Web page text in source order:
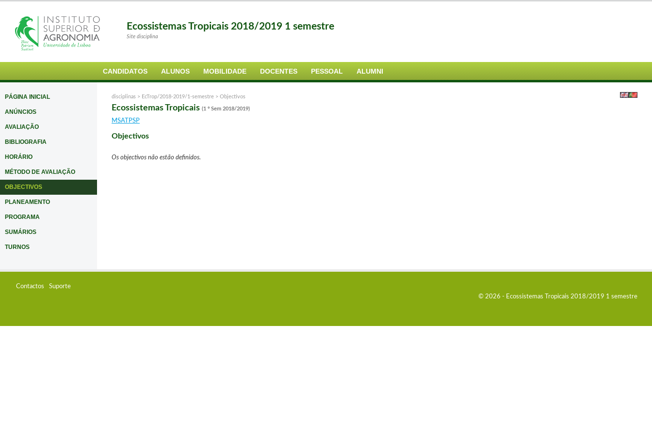
Ecossistemas Tropicais 2018/2019 1 semestre
Site disciplina
CANDIDATOS ALUNOS MOBILIDADE DOCENTES PESSOAL ALUMNI
PÁGINA INICIAL
ANÚNCIOS
AVALIAÇÃO
BIBLIOGRAFIA
HORÁRIO
MÉTODO DE AVALIAÇÃO
OBJECTIVOS
PLANEAMENTO
PROGRAMA
SUMÁRIOS
TURNOS
disciplinas > EcTrop/2018-2019/1-semestre > Objectivos
Ecossistemas Tropicais (1 º Sem 2018/2019)
MSATPSP
Objectivos
Os objectivos não estão definidos.
Contactos
Suporte
© 2026 - Ecossistemas Tropicais 2018/2019 1 semestre